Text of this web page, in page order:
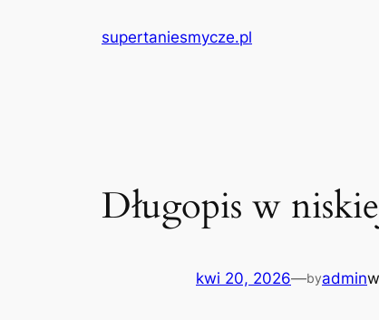
supertaniesmycze.pl
Długopis w
kwi 20, 2026—byadminw